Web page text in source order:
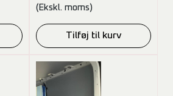
(Ekskl. moms)
Tilføj til kurv